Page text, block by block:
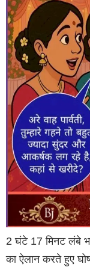
2 घंटे 17 मिनट लंबे
का ऐलान करते हुए